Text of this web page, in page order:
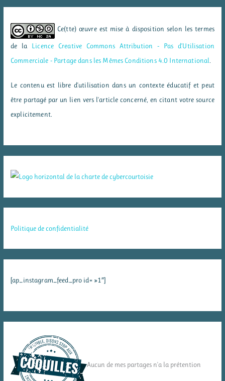
Ce(tte) œuvre est mise à disposition selon les termes
de la Licence Creative Commons Attribution - Pas d’Utilisation
Commerciale - Partage dans les Mêmes Conditions 4.0 International
Le contenu est libre d'utilisation dans un contexte éducatif et peut
être partagé par un lien vers l'article concerné, en citant votre source
explicitement.
Politique de confidentialité
[ap_instagram_feed_pro id= »1″]
Aucun de mes partages n'a la prétention